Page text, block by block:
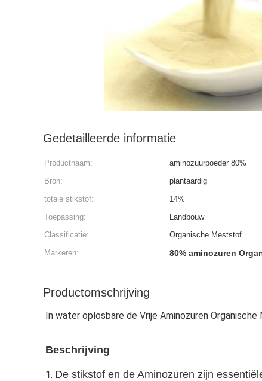
Gedetailleerde informatie
Productnaam: aminozuurpoeder 80%
Bron:
plantaardig
totale stikstof:
14%
Toepassing:
Landbouw
Classificatie:
Organische Meststof
Markeren:
80% aminozuren
Productomschrijving
In water oplosbare de Vrije Aminozuren
Beschrijving
1. De stikstof en de Aminozuren zijn